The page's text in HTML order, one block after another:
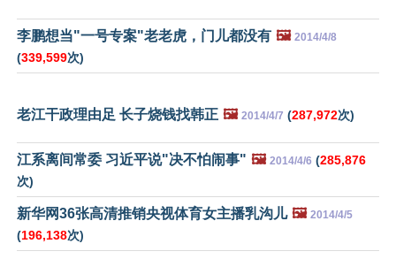
李鹏想当"一号专案"老老虎，门儿都没有 🖼️ 2014/4/8
(339,599次)
老江干政理由足 长子烧钱找韩正 🖼️ 2014/4/7 (287,972次)
江系离间常委 习近平说"决不怕闹事" 🖼️ 2014/4/6 (285,876
次)
新华网36张高清推销央视体育女主播乳沟儿 🖼️ 2014/4/5
(196,138次)